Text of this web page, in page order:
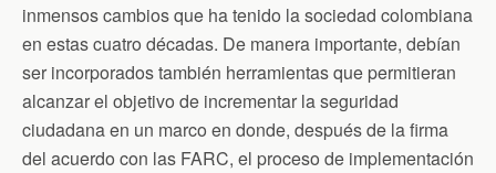
l
y
inmensos cambios que ha tenido la sociedad colombiana
en estas cuatro décadas. De manera importante, debían
ser incorporados también herramientas que permitieran
alcanzar el objetivo de incrementar la seguridad
ciudadana en un marco en donde, después de la firma
del acuerdo con las FARC, el proceso de implementación